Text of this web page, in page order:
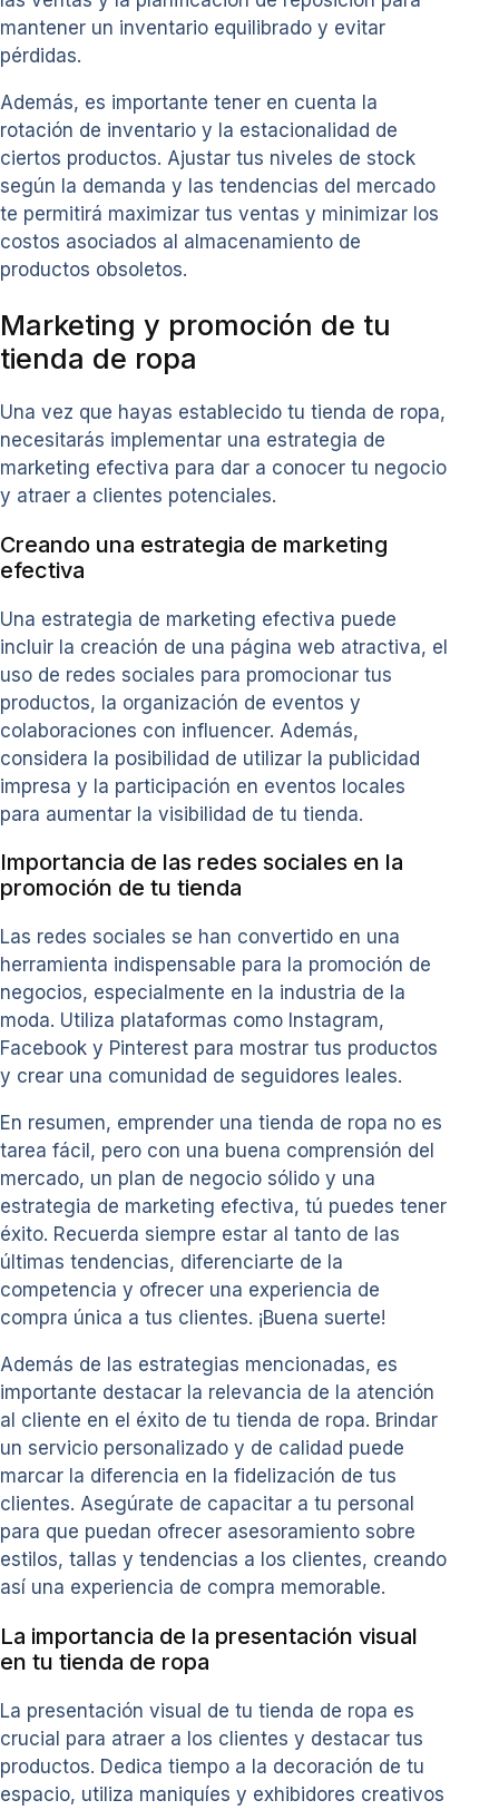
mantener un inventario equilibrado y evitar
pérdidas.
Además, es importante tener en cuenta la
rotación de inventario y la estacionalidad de
ciertos productos. Ajustar tus niveles de stock
según la demanda y las tendencias del mercado
te permitirá maximizar tus ventas y minimizar los
costos asociados al almacenamiento de
productos obsoletos.
Marketing y promoción de tu
tienda de ropa
Una vez que hayas establecido tu tienda de ropa,
necesitarás implementar una estrategia de
marketing efectiva para dar a conocer tu negocio
y atraer a clientes potenciales.
Creando una estrategia de marketing
efectiva
Una estrategia de marketing efectiva puede
incluir la creación de una página web atractiva, el
uso de redes sociales para promocionar tus
productos, la organización de eventos y
colaboraciones con influencer. Además,
considera la posibilidad de utilizar la publicidad
impresa y la participación en eventos locales
para aumentar la visibilidad de tu tienda.
Importancia de las redes sociales en la
promoción de tu tienda
Las redes sociales se han convertido en una
herramienta indispensable para la promoción de
negocios, especialmente en la industria de la
moda. Utiliza plataformas como Instagram,
Facebook y Pinterest para mostrar tus productos
y crear una comunidad de seguidores leales.
En resumen, emprender una tienda de ropa no es
tarea fácil, pero con una buena comprensión del
mercado, un plan de negocio sólido y una
estrategia de marketing efectiva, tú puedes tener
éxito. Recuerda siempre estar al tanto de las
últimas tendencias, diferenciarte de la
competencia y ofrecer una experiencia de
compra única a tus clientes. ¡Buena suerte!
Además de las estrategias mencionadas, es
importante destacar la relevancia de la atención
al cliente en el éxito de tu tienda de ropa. Brindar
un servicio personalizado y de calidad puede
marcar la diferencia en la fidelización de tus
clientes. Asegúrate de capacitar a tu personal
para que puedan ofrecer asesoramiento sobre
estilos, tallas y tendencias a los clientes, creando
así una experiencia de compra memorable.
La importancia de la presentación visual
en tu tienda de ropa
La presentación visual de tu tienda de ropa es
crucial para atraer a los clientes y destacar tus
productos. Dedica tiempo a la decoración de tu
espacio, utiliza maniquíes y exhibidores creativos